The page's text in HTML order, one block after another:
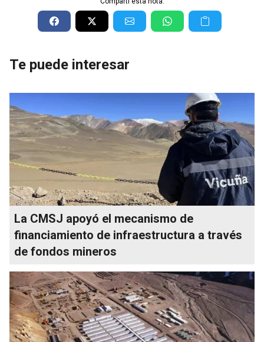
Te puede interesar
La CMSJ apoyó el mecanismo de
financiamiento de infraestructura a través
de fondos mineros